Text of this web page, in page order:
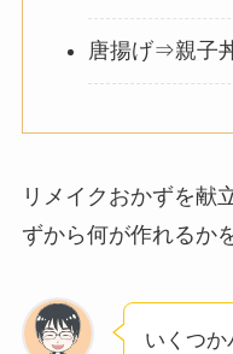
唐揚げ⇒親子
リメイクおかずを献
ずから何が作れるか
いくつか